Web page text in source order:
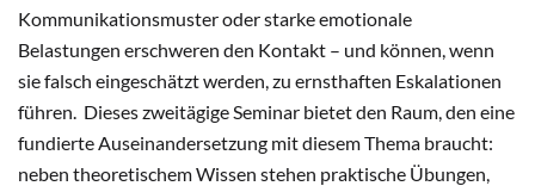
Kommunikationsmuster oder starke emotionale
Belastungen erschweren den Kontakt – und können, wenn
sie falsch eingeschätzt werden, zu ernsthaften Eskalationen
führen. Dieses zweitägige Seminar bietet den Raum, den eine
fundierte Auseinandersetzung mit diesem Thema braucht:
neben theoretischem Wissen stehen praktische Übungen,